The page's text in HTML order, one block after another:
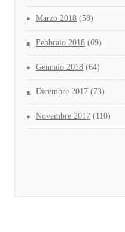
Marzo 2018 (58)
Febbraio 2018 (69)
Gennaio 2018 (64)
Dicembre 2017 (73)
Novembre 2017 (110)